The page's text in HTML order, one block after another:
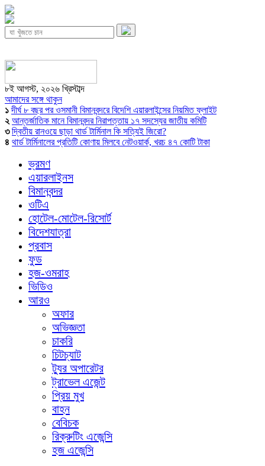
৮ই আগস্ট, ২০২৬ খ্রিস্টাব্দ
আমাদের সঙ্গে থাকুন
১ দীর্ঘ ৮ বছর পর ওসমানী বিমানবন্দরে বিদেশি এয়ারলাইন্সের নিয়মিত ফ্লাইট
২ আন্তর্জাতিক মানে বিমানবন্দর নিরাপত্তায় ১৭ সদস্যের জাতীয় কমিটি
৩ দ্বিতীয় রানওয়ে ছাড়া থার্ড টার্মিনাল কি সত্যিই জিরো?
৪ থার্ড টার্মিনালের প্রতিটি কোণায় মিলবে নেটওয়ার্ক, খরচ ৪৭ কোটি টাকা
ভ্রমণ
এয়ারলাইনস
বিমানবন্দর
ওটিএ
হোটেল-মোটেল-রিসোর্ট
বিদেশযাত্রা
প্রবাস
ফুড
হজ-ওমরাহ
ভিডিও
আরও
অফার
অভিজ্ঞতা
চাকরি
চিটচ্যাট
ট্যুর অপারেটর
ট্রাভেল এজেন্ট
প্রিয় মুখ
বাহন
বেবিচক
রিক্রুটিং এজেন্সি
হজ এজেন্সি